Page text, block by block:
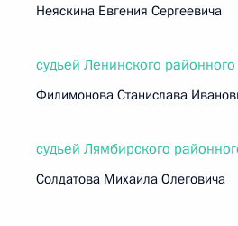
Неяскина Евгения Сергеевича
судьей Ленинского
Филимонова Станислава
судьей Лямбирского
Солдатова Михаила Олеговича